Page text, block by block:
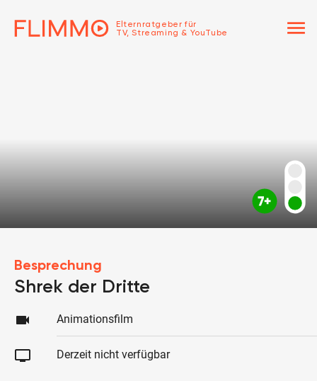
Elternratgeber für
TV, Streaming & YouTube
menu
Besprechung
Shrek der Dritte
videocam Animationsfilm
tv Derzeit nicht verfügbar